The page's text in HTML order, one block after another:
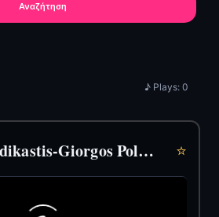
Αναζήτηση
♪ Plays:0
Ego den ime dikastis-Giorgos Polihroniadis & Doros Georgiadis (1979) ⭐